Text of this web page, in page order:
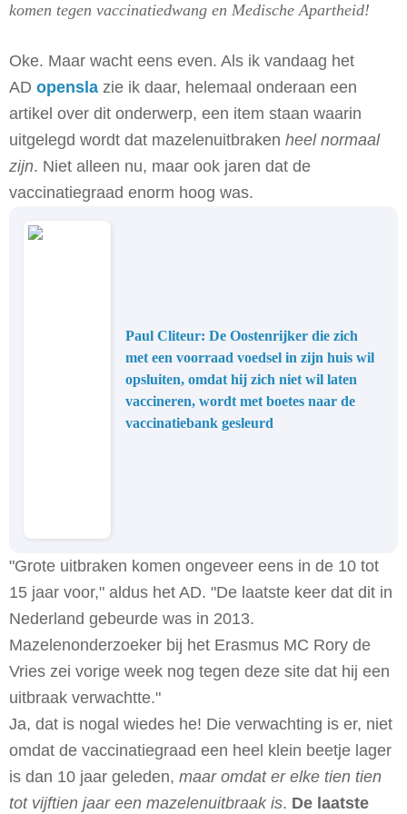
komen tegen vaccinatiedwang en Medische Apartheid!
Oke. Maar wacht eens even. Als ik vandaag het
AD opensla zie ik daar, helemaal onderaan een
artikel over dit onderwerp, een item staan waarin
uitgelegd wordt dat mazelenuitbraken heel normaal
zijn. Niet alleen nu, maar ook jaren dat de
vaccinatiegraad enorm hoog was.
Paul Cliteur: De Oostenrijker die zich
met een voorraad voedsel in zijn huis wil
opsluiten, omdat hij zich niet wil laten
vaccineren, wordt met boetes naar de
vaccinatiebank gesleurd
"Grote uitbraken komen ongeveer eens in de 10 tot
15 jaar voor," aldus het AD. "De laatste keer dat dit in
Nederland gebeurde was in 2013.
Mazelenonderzoeker bij het Erasmus MC Rory de
Vries zei vorige week nog tegen deze site dat hij een
uitbraak verwachtte."
Ja, dat is nogal wiedes he! Die verwachting is er, niet
omdat de vaccinatiegraad een heel klein beetje lager
is dan 10 jaar geleden, maar omdat er elke tien tien
tot vijftien jaar een mazelenuitbraak is. De laatste